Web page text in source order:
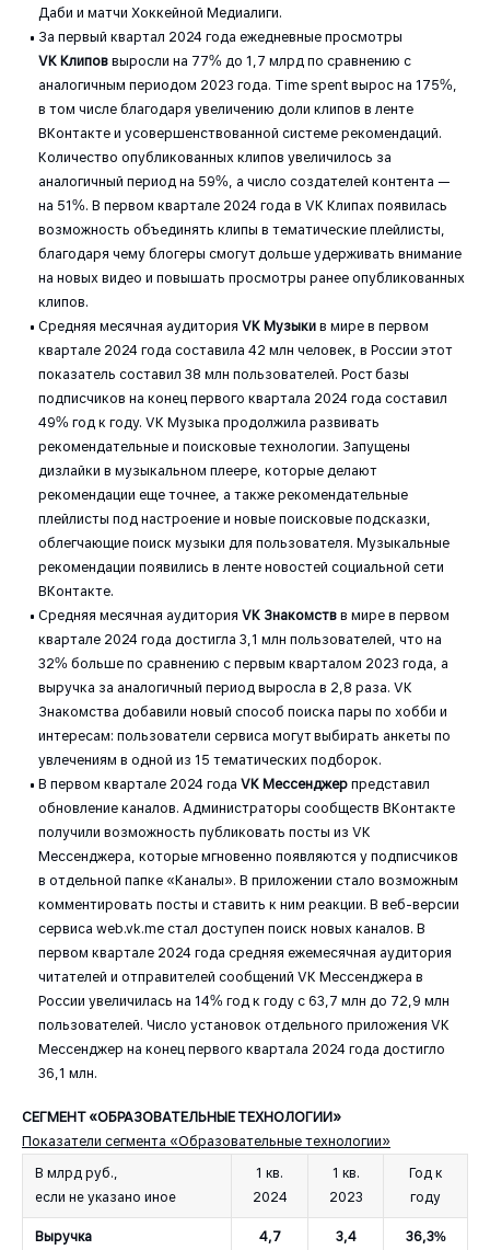
Даби и матчи Хоккейной Медиалиги.
За первый квартал 2024 года ежедневные просмотры
VK Клиповвыросли на 77% до 1,7 млрд по сравнению с
аналогичным периодом 2023 года. Time spent вырос на 175%,
в том числе благодаря увеличению доли клипов в ленте
ВКонтакте и усовершенствованной системе рекомендаций.
Количество опубликованных клипов увеличилось за
аналогичный период на 59%, а число создателей контента —
на 51%. В первом квартале 2024 года в VK Клипах появилась
возможность объединять клипы в тематические плейлисты,
благодаря чему блогеры смогут дольше удерживать внимание
на новых видео и повышать просмотры ранее опубликованных
клипов.
Средняя месячная аудиторияVK Музыки в мире в первом
квартале 2024 года составила 42 млн человек, в России этот
показатель составил 38 млн пользователей. Рост базы
подписчиков на конец первого квартала 2024 года составил
49% год к году. VK Музыка продолжила развивать
рекомендательные и поисковые технологии. Запущены
дизлайки в музыкальном плеере, которые делают
рекомендации еще точнее, а также рекомендательные
плейлисты под настроение и новые поисковые подсказки,
облегчающие поиск музыки для пользователя. Музыкальные
рекомендации появились в ленте новостей социальной сети
ВКонтакте.
Средняя месячная аудиторияVK Знакомств в мире в первом
квартале 2024 года достигла 3,1 млн пользователей, что на
32% больше по сравнению с первым кварталом 2023 года, а
выручка за аналогичный период выросла в 2,8 раза. VK
Знакомства добавили новый способ поиска пары по хобби и
интересам: пользователи сервиса могут выбирать анкеты по
увлечениям в одной из 15 тематических подборок.
В первом квартале 2024 годаVK Мессенджер представил
обновление каналов. Администраторы сообществ ВКонтакте
получили возможность публиковать посты из VK
Мессенджера, которые мгновенно появляются у подписчиков
в отдельной папке «Каналы». В приложении стало возможным
комментировать посты и ставить к ним реакции. В веб-версии
сервиса web.vk.me стал доступен поиск новых каналов. В
первом квартале 2024 года средняя ежемесячная аудитория
читателей и отправителей сообщений VK Мессенджера в
России увеличилась на 14% год к году с 63,7 млн до 72,9 млн
пользователей. Число установок отдельного приложения VK
Мессенджер на конец первого квартала 2024 года достигло
36,1 млн.
СЕГМЕНТ «ОБРАЗОВАТЕЛЬНЫЕ ТЕХНОЛОГИИ»
Показатели сегмента «Образовательные технологии»
В млрд руб.,
если не указано иное
1 кв.
2024
1 кв.
2023
Год к
году
Выручка 4,7 3,4 36,3%